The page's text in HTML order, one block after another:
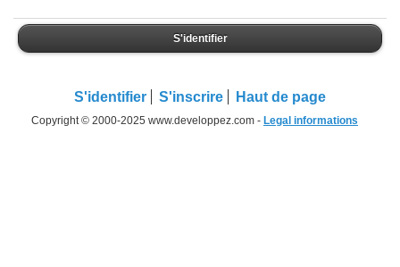
S'identifier
S'identifier S'inscrire Haut de page
Copyright © 2000-2025 www.developpez.com - Legal informations